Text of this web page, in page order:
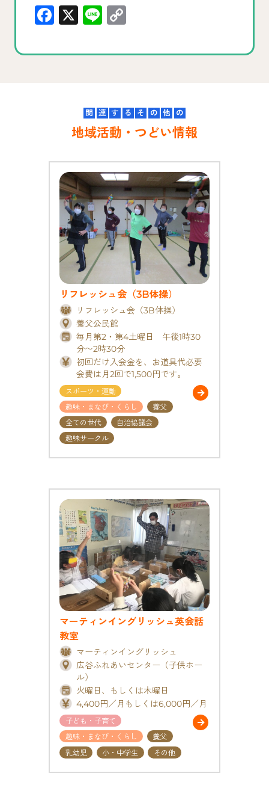
F
c
X
Li
e p
n
k
関 連 す る そ の 他 の
地域活動・つどい情報
リフレッシュ会（3B体操）
リフレッシュ会（3B体操）
養父公民館
毎月第2・第4土曜日 午後1時30
分〜2時30分
初回だけ入会金を、お道具代必要
会費は月2回で1,500円です。
スポーツ・運動
趣味・まなび・くらし
養父
全ての世代
自治協議会
趣味サークル
マーティンイングリッシュ英会話
教室
マーティンイングリッシュ
広谷ふれあいセンター（子供ホー
ル）
火曜日、もしくは木曜日
4,400円／月もしくは6,000円／月
子ども・子育て
趣味・まなび・くらし
養父
乳幼児
小・中学生 その他